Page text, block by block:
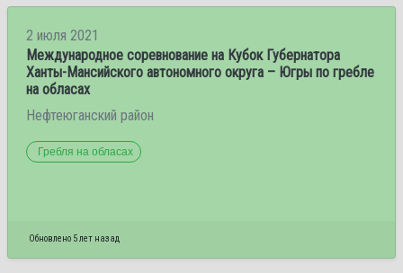
2 июля 2021
Международное соревнование на Кубок Губернатора
Ханты-Мансийского автономного округа – Югры по гребле
на обласах
Нефтеюганский район
Гребля на обласах
Обновлено 5 лет назад